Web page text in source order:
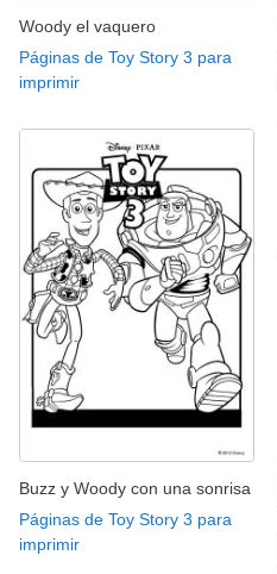
Woody el vaquero
Páginas de Toy Story 3 para
imprimir
Buzz y Woody con una sonrisa
Páginas de Toy Story 3 para
imprimir